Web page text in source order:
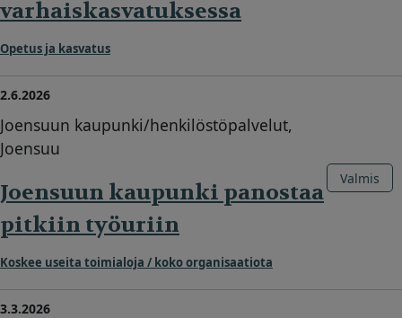
varhaiskasvatuksessa
Opetus ja kasvatus
2.6.2026
Joensuun kaupunki/henkilöstöpalvelut,
Joensuu
Joensuun kaupunki panostaa
pitkiin työuriin
Koskee useita toimialoja / koko organisaatiota
Valmis
3.3.2026